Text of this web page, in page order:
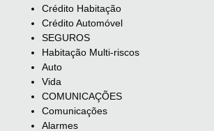
Crédito Habitação
Crédito Automóvel
SEGUROS
Habitação Multi-riscos
Auto
Vida
COMUNICAÇÕES
Comunicações
Alarmes